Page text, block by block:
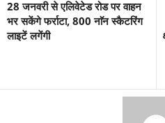
28 जनवरी से एलिवेटेड रोड पर वाहन
भर सकेंगे फर्राटा, 800 नाॅन स्कैटरिंग
लाइटें लगेंगी